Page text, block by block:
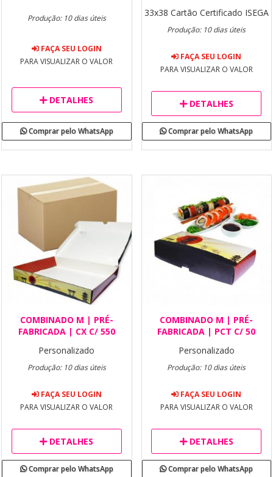
Produção: 10 dias úteis
FAÇA SEU LOGIN
PARA VISUALIZAR O VALOR
DETALHES
Comprar pelo WhatsApp
33x38 Cartão Certificado ISEGA
Produção: 10 dias úteis
FAÇA SEU LOGIN
PARA VISUALIZAR O VALOR
DETALHES
Comprar pelo WhatsApp
COMBINADO M | PRÉ-
FABRICADA | CX C/ 550
Personalizado
Produção: 10 dias úteis
FAÇA SEU LOGIN
PARA VISUALIZAR O VALOR
DETALHES
Comprar pelo WhatsApp
COMBINADO M | PRÉ-
FABRICADA | PCT C/ 50
Personalizado
Produção: 10 dias úteis
FAÇA SEU LOGIN
PARA VISUALIZAR O VALOR
DETALHES
Comprar pelo WhatsApp